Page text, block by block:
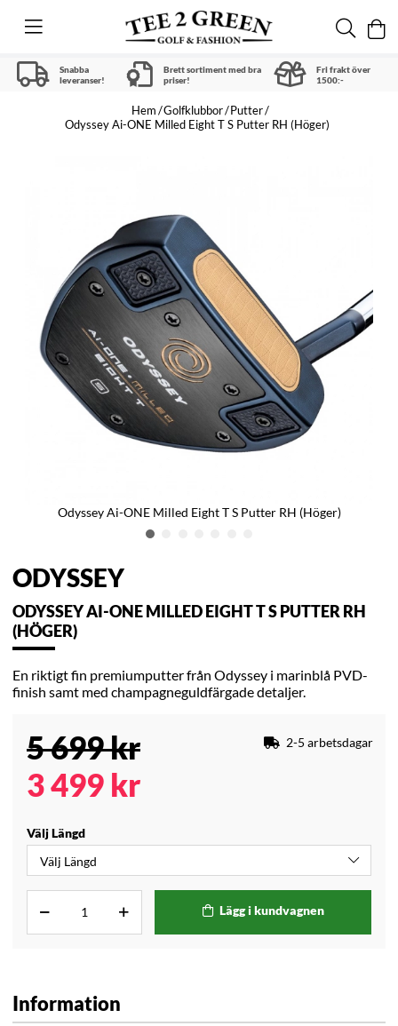
Snabba
leveranser!
Brett sortiment med bra
priser!
Fri frakt över
1500:-
Hem Golfklubbor Putter
Odyssey Ai-ONE Milled Eight T S Putter RH (Höger)
Odyssey Ai-ONE Milled Eight T S Putter RH (Höger)
ODYSSEY
ODYSSEY AI-ONE MILLED EIGHT T S PUTTER RH
(HÖGER)
En riktigt fin premiumputter från Odyssey i marinblå PVD-
finish samt med champagneguldfärgade detaljer.
5 699kr
3 499 kr
2-5 arbetsdagar
Välj Längd
Lägg i kundvagnen
Information